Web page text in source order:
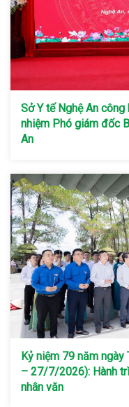
Sở Y tế Nghệ An
nhiệm Phó giám đốc
An
Kỷ niệm 79 năm
– 27/7/2026): Hành
nhân văn